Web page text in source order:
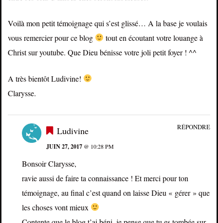
Voilà mon petit témoignage qui s’est glissé… A la base je voulais
vous remercier pour ce blog
tout en écoutant votre louange à
Christ sur youtube. Que Dieu bénisse votre joli petit foyer ! ^^
A très bientôt Ludivine!
Clarysse.
Ludivine
JUIN 27, 2017 @ 10:28 PM
Bonsoir Clarysse,
ravie aussi de faire ta connaissance ! Et merci pour ton
témoignage, au final c’est quand on laisse Dieu « gérer » que
les choses vont mieux
RÉPONDRE